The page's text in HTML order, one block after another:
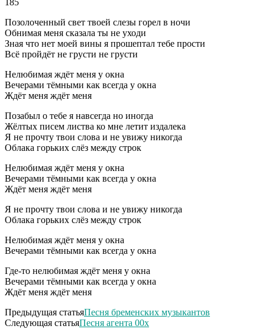
185
Позолоченный свет твоей слезы горел в ночи
Обнимая меня сказала ты не уходи
Зная что нет моей вины я прошептал тебе прости
Всё пройдёт не грусти не грусти
Нелюбимая ждёт меня у окна
Вечерами тёмными как всегда у окна
Ждёт меня ждёт меня
Позабыл о тебе я навсегда но иногда
Жёлтых писем листва ко мне летит издалека
Я не прочту твои слова и не увижу никогда
Облака горьких слёз между строк
Нелюбимая ждёт меня у окна
Вечерами тёмными как всегда у окна
Ждёт меня ждёт меня
Я не прочту твои слова и не увижу никогда
Облака горьких слёз между строк
Нелюбимая ждёт меня у окна
Вечерами тёмными как всегда у окна
Где-то нелюбимая ждёт меня у окна
Вечерами тёмными как всегда у окна
Ждёт меня ждёт меня
Предыдущая статьяПесня бременских музыкантов
Следующая статьяПесня агента 00х